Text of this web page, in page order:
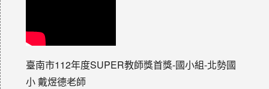
臺南市112年度SUPER教師獎首獎-國小組-北勢國
小 戴煜德老師